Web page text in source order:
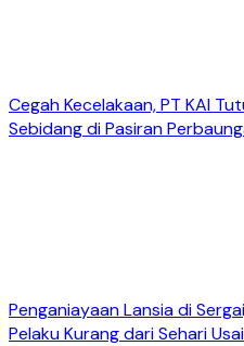
Cegah Kecelakaan, PT KAI
Sebidang di Pasiran
Penganiayaan Lansia di
Pelaku Kurang dari Sehari